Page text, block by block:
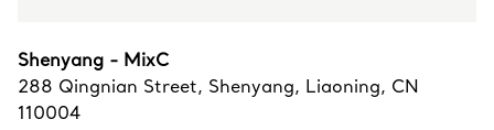
Shenyang - MixC
288 Qingnian Street, Shenyang, Liaoning, CN
110004